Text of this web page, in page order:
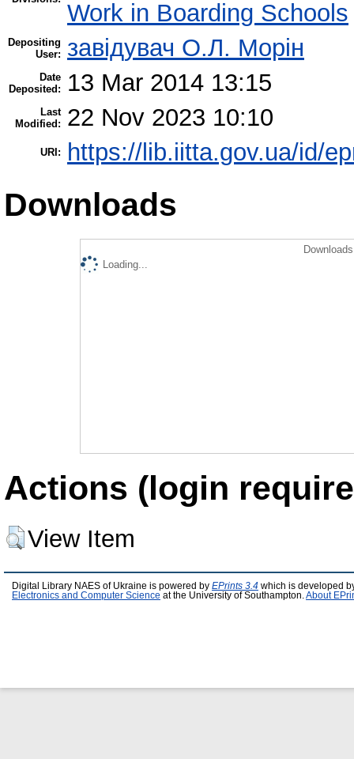
Work in Boarding Schools
Depositing
User:
завідувач О.Л. Морін
Date
Deposited:
13 Mar 2014 13:15
Last
Modified:
22 Nov 2023 10:10
URI: https://lib.iitta.gov.ua/id/
Downloads
Loading...
Actions (login
View Item
Digital Library NAES of Ukraine is powered by EPrints 3.4 which is developed
Electronics and Computer Science at the University of Southampton. About